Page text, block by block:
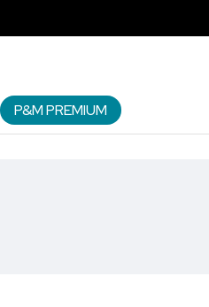
P&M PREMIUM